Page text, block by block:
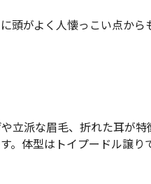
頭がよく人懐っこい点から
立派な眉毛、折れた耳が特
。体型はトイプードル譲り